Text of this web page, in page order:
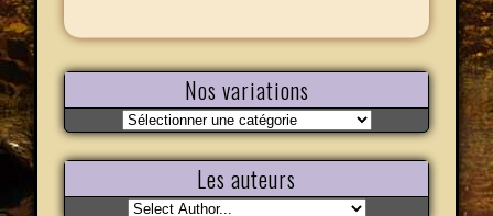
Nos variations
Nos
variations
Les auteurs